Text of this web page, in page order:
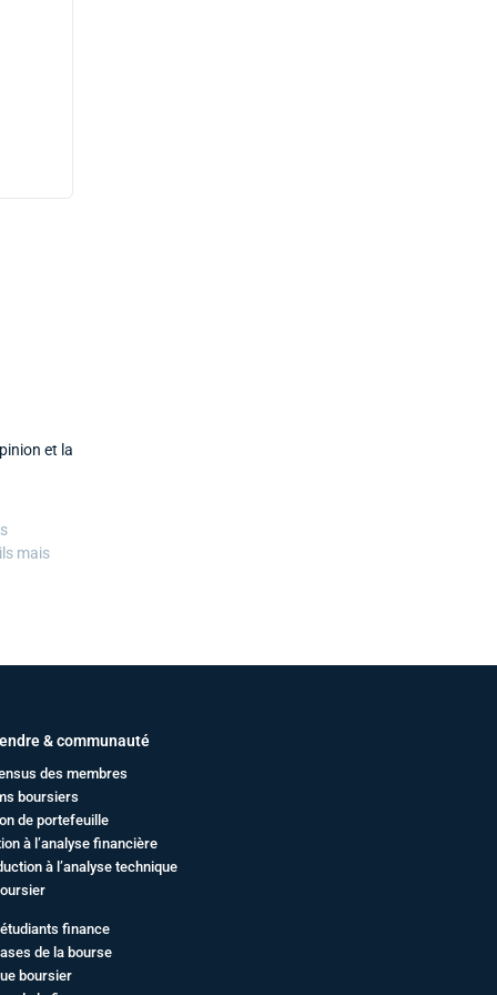
et la
mais
& communauté
des membres
boursiers
de portefeuille
à l’analyse financière
à l’analyse technique
finance
de la bourse
boursier